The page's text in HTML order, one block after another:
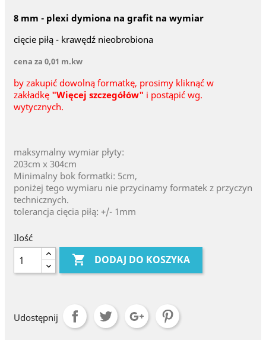
8 mm - plexi dymiona na grafit na wymiar
cięcie piłą - krawędź nieobrobiona
cena za 0,01 m.kw
by zakupić dowolną formatkę, prosimy kliknąć w
zakładkę "Więcej szczegółów" i postąpić wg.
wytycznych.
maksymalny wymiar płyty:
203cm x 304cm
Minimalny bok formatki: 5cm,
poniżej tego wymiaru nie przycinamy formatek z przyczyn
technicznych.
tolerancja cięcia piłą: +/- 1mm
Ilość
 DODAJ DO KOSZYKA
Udostępnij